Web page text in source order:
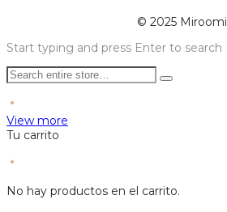
© 2025 Miroomi
Start typing and press Enter to search
View more
Tu carrito
No hay productos en el carrito.